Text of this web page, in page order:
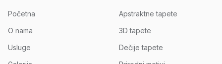
Početna
O nama
Usluge
Apstraktne tapete
3D tapete
Dečije tapete